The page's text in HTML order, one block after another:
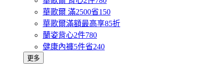
華歌爾 滿2500省150
華歌爾滿額最高享85折
蘭姿背心2件780
健康內褲5件省240
更多